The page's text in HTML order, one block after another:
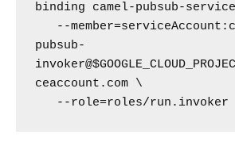
binding camel-pubsub-
pubsub-
ceaccount.com \
   --role=roles/run.invoker